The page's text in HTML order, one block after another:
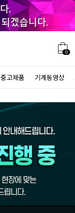
0
중고제품 기계동영상